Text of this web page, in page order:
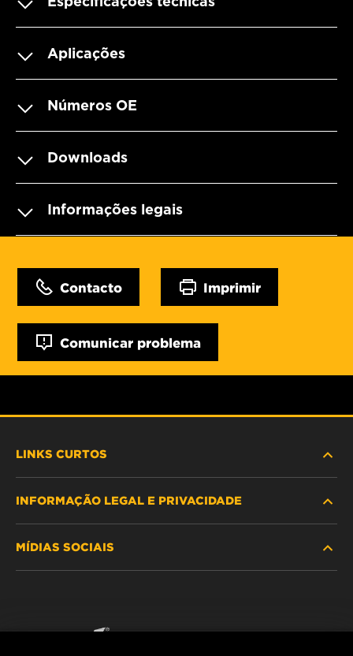
Aplicações
Números OE
Downloads
Informações legais
Contacto Imprimir
Comunicar problema
LINKS CURTOS
PROCURE O FILTRO
ONDE COMPRAR
CONTACTE NOS
INFORMAÇÃO LEGAL E PRIVACIDADE
MÍDIAS SOCIAIS